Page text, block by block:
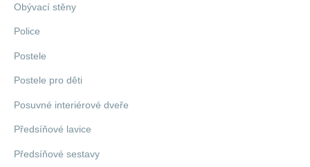
Obývací stěny
Police
Postele
Postele pro děti
Posuvné interiérové dveře
Předsíňové lavice
Předsíňové sestavy